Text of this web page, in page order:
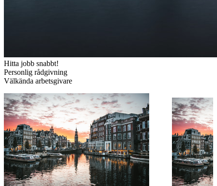
Hitta jobb snabbt!
Personlig rådgivning
Välkända arbetsgivare